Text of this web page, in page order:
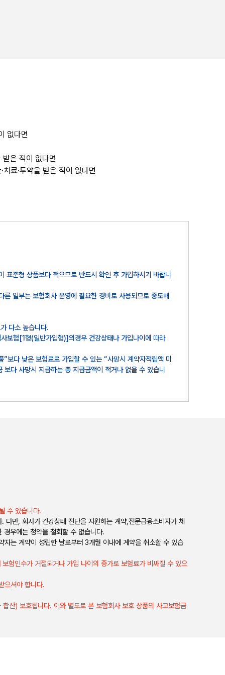
없다면
받은 적이 없다면
료·투약을 받은 적이 없다면
표준형 상품보다 적으므로 반드시 확인 후 가입하시기 바랍니
일부는 보험회사 운영에 필요한 경비로 사용되므로 중도해
다소 높습니다.
보험[1형(일반가입형)]의경우 건강상태나 가입나이에 따라
보다 낮은 보험료로 가입할 수 있는 “사망시 계약자적립액 미
다 사망시 지급하는 총 지급금액이 적거나 없을 수 있습니
수 있습니다.
만, 회사가 건강상태 진단을 지원하는 계약,전문금융소비자가 체
우에는 청약을 철회할 수 없습니다.
는 계약이 성립한 날로부터 3개월 이내에 계약을 취소할 수 있습
험인수가 거절되거나 가입 나이의 증가로 보험료가 비싸질 수 있으
으셔야 합니다.
산) 보호됩니다. 이와 별도로 본 보험회사 보호 상품의 사고보험금